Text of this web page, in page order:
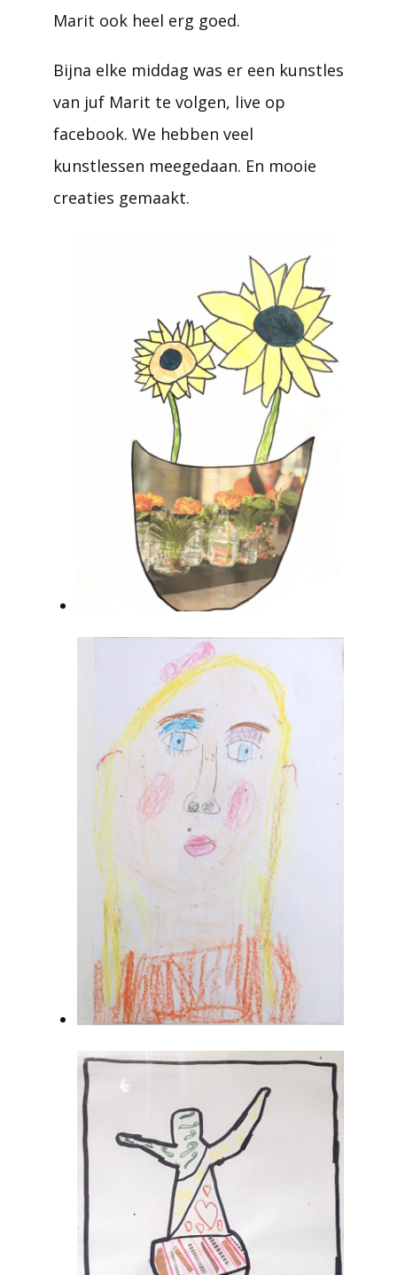
Marit ook heel erg goed.
Bijna elke middag was er een kunstles
van juf Marit te volgen, live op
facebook. We hebben veel
kunstlessen meegedaan. En mooie
creaties gemaakt.